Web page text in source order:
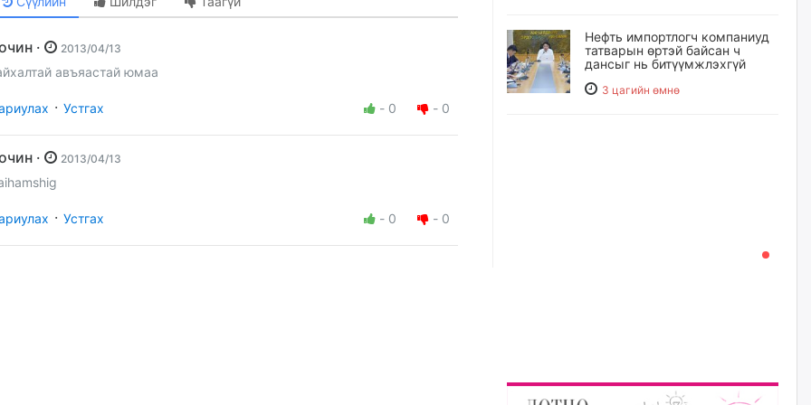
Зочин · 2013/04/13
авъяастай юмаа
· Устгах - 0 - 0
Зочин · 2013/04/13
· Устгах - 0 - 0
Нефть импортлогч компаниуд
татварын өртэй байсан ч
дансыг нь битүүмжлэхгүй
3 цагийн өмнө
А.Ариунзаяа: Хүний нэр төрийг
Улс өр төлсөөр байна